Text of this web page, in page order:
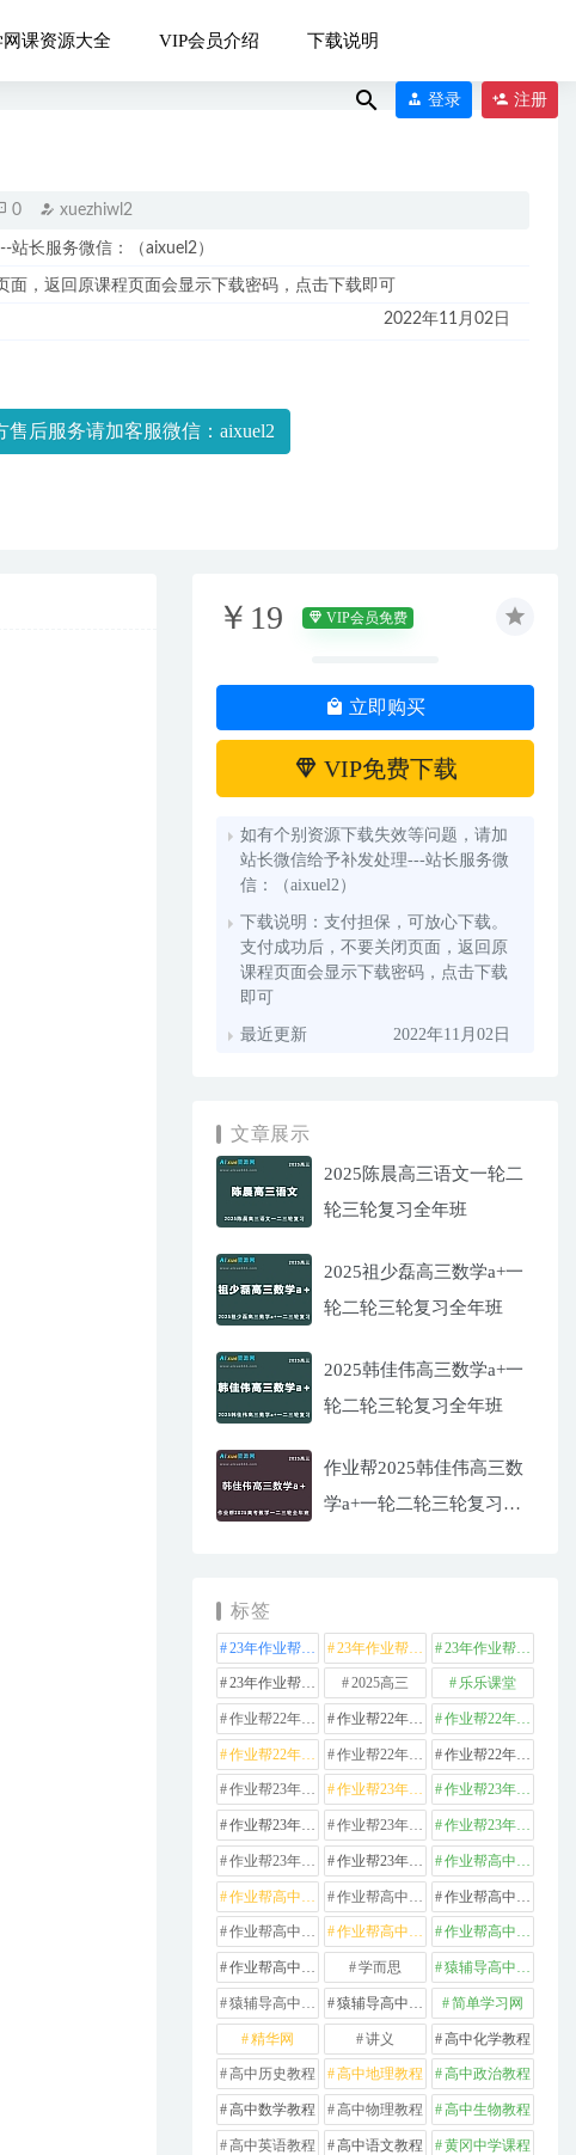
网课资源大全 VIP会员介绍 下载说明
登录 注册
0 xuezhiwl2
长服务微信：（aixuel2）
，返回原课程页面会显示下载密码，点击下载即可
2022年11月02日
售后服务请加客服微信：aixuel2
￥19 VIP会员免费
立即购买
VIP免费下载
如有个别资源下载失效等问题，请加
站长微信给予补发处理---站长服务微
信：（aixuel2）
下载说明：支付担保，可放心下载。
支付成功后，不要关闭页面，返回原
课程页面会显示下载密码，点击下载
即可
最近更新 2022年11月02日
文章展示
2025陈晨高三语文一轮二
轮三轮复习全年班
2025祖少磊高三数学a+一
轮二轮三轮复习全年班
2025韩佳伟高三数学a+一
轮二轮三轮复习全年班
作业帮2025韩佳伟高三数
学a+一轮二轮三轮复习全
标签
23年作业帮高中化学 23年作业帮高中数学 23年作业帮高中物理
23年作业帮高中英语 2025高三 乐乐课堂
作业帮22年高中化学 作业帮22年高中数学 作业帮22年高中物理
作业帮22年高中生物 作业帮22年高中英语 作业帮22年高中语文
作业帮23年高中化学 作业帮23年高中历史 作业帮23年高中地理
作业帮23年高中数学 作业帮23年高中物理 作业帮23年高中生物
作业帮23年高中英语 作业帮23年高中语文 作业帮高中化学
作业帮高中地理 作业帮高中政治 作业帮高中数学
作业帮高中物理 作业帮高中生物 作业帮高中英语
作业帮高中语文 学而思 猿辅导高中数学
猿辅导高中物理 猿辅导高中英语 简单学习网
精华网 讲义 高中化学教程
高中历史教程 高中地理教程 高中政治教程
高中数学教程 高中物理教程 高中生物教程
高中英语教程 高中语文教程 黄冈中学课程
2023-06-11